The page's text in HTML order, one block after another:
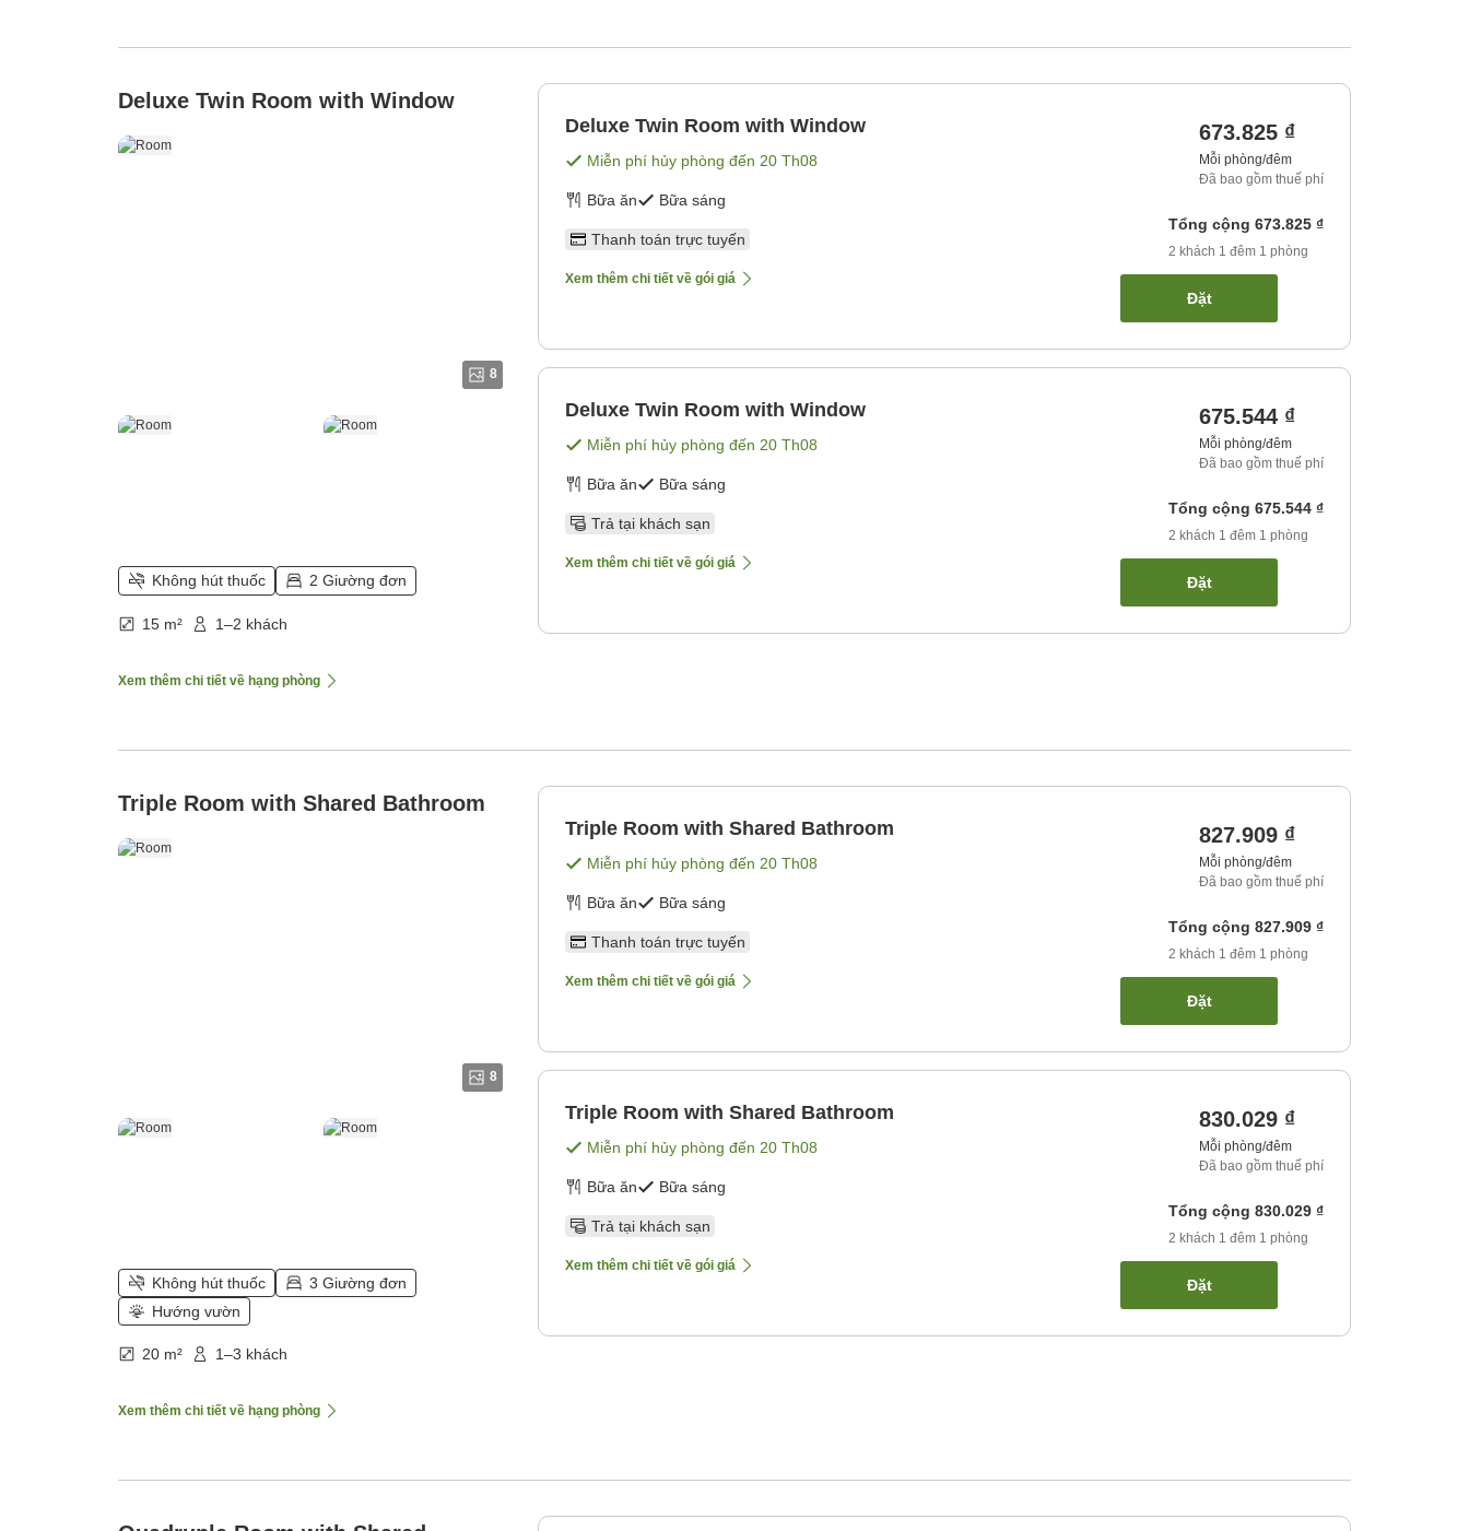
Deluxe Twin Room with Window
8
Không hút thuốc 2 Giường đơn
15 m² 1–2 khách
Xem thêm chi tiết về hạng phòng
Deluxe Twin Room with Window
Miễn phí hủy phòng đến 20 Th08
Bữa ăn Bữa sáng
Thanh toán trực tuyến
Xem thêm chi tiết về gói giá
673.825 ₫
Mỗi phòng/đêm
Đã bao gồm thuế phí
Tổng cộng 673.825 ₫
2 khách 1 đêm 1 phòng
Đặt
Deluxe Twin Room with Window
Miễn phí hủy phòng đến 20 Th08
Bữa ăn Bữa sáng
Trả tại khách sạn
Xem thêm chi tiết về gói giá
675.544 ₫
Mỗi phòng/đêm
Đã bao gồm thuế phí
Tổng cộng 675.544 ₫
2 khách 1 đêm 1 phòng
Đặt
Triple Room with Shared Bathroom
8
Không hút thuốc
3 Giường đơn
Hướng vườn
20 m² 1–3 khách
Xem thêm chi tiết về hạng phòng
Triple Room with Shared Bathroom
Miễn phí hủy phòng đến 20 Th08
Bữa ăn Bữa sáng
Thanh toán trực tuyến
Xem thêm chi tiết về gói giá
827.909 ₫
Mỗi phòng/đêm
Đã bao gồm thuế phí
Tổng cộng 827.909 ₫
2 khách 1 đêm 1 phòng
Đặt
Triple Room with Shared Bathroom
Miễn phí hủy phòng đến 20 Th08
Bữa ăn Bữa sáng
Trả tại khách sạn
Xem thêm chi tiết về gói giá
830.029 ₫
Mỗi phòng/đêm
Đã bao gồm thuế phí
Tổng cộng 830.029 ₫
2 khách 1 đêm 1 phòng
Đặt